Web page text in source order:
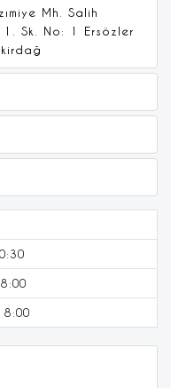
Mh. Salih
Sk. No: 1 Ersözler